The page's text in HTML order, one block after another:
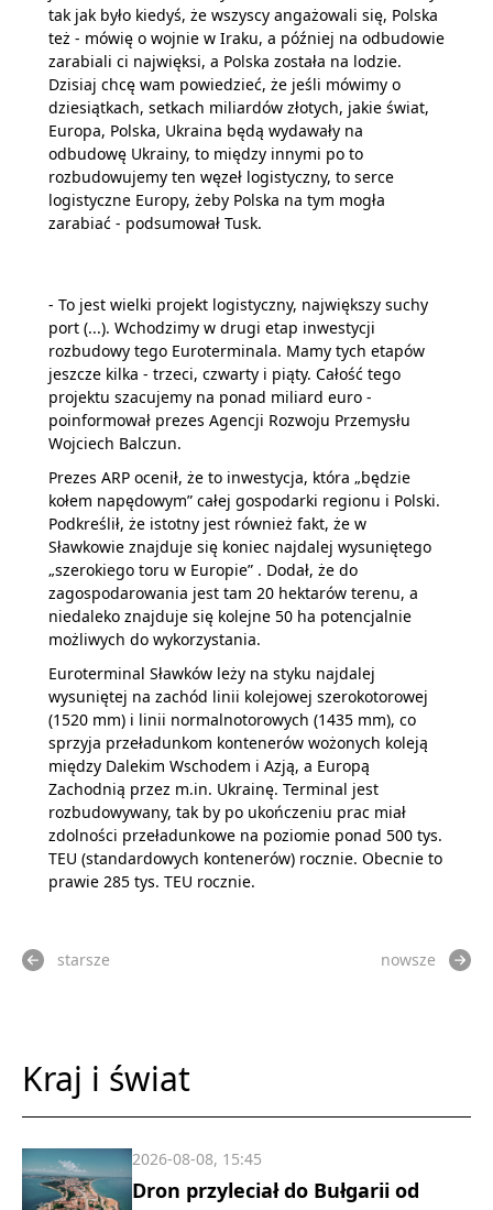
tak jak było kiedyś, że wszyscy angażowali się, Polska
też - mówię o wojnie w Iraku, a później na odbudowie
zarabiali ci najwięksi, a Polska została na lodzie.
Dzisiaj chcę wam powiedzieć, że jeśli mówimy o
dziesiątkach, setkach miliardów złotych, jakie świat,
Europa, Polska, Ukraina będą wydawały na
odbudowę Ukrainy, to między innymi po to
rozbudowujemy ten węzeł logistyczny, to serce
logistyczne Europy, żeby Polska na tym mogła
zarabiać - podsumował Tusk.
- To jest wielki projekt logistyczny, największy suchy
port (...). Wchodzimy w drugi etap inwestycji
rozbudowy tego Euroterminala. Mamy tych etapów
jeszcze kilka - trzeci, czwarty i piąty. Całość tego
projektu szacujemy na ponad miliard euro -
poinformował prezes Agencji Rozwoju Przemysłu
Wojciech Balczun.
Prezes ARP ocenił, że to inwestycja, która „będzie
kołem napędowym” całej gospodarki regionu i Polski.
Podkreślił, że istotny jest również fakt, że w
Sławkowie znajduje się koniec najdalej wysuniętego
„szerokiego toru w Europie” . Dodał, że do
zagospodarowania jest tam 20 hektarów terenu, a
niedaleko znajduje się kolejne 50 ha potencjalnie
możliwych do wykorzystania.
Euroterminal Sławków leży na styku najdalej
wysuniętej na zachód linii kolejowej szerokotorowej
(1520 mm) i linii normalnotorowych (1435 mm), co
sprzyja przeładunkom kontenerów wożonych koleją
między Dalekim Wschodem i Azją, a Europą
Zachodnią przez m.in. Ukrainę. Terminal jest
rozbudowywany, tak by po ukończeniu prac miał
zdolności przeładunkowe na poziomie ponad 500 tys.
TEU (standardowych kontenerów) rocznie. Obecnie to
prawie 285 tys. TEU rocznie.
starsze nowsze
Kraj i świat
Dron przyleciał do Bułgarii od
2026-08-08, 15:45